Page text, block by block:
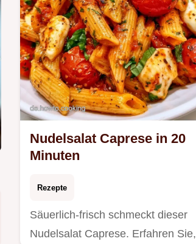
Nudelsalat Caprese in 20
Minuten
Rezepte
Säuerlich-frisch schmeckt dieser
Nudelsalat Caprese. Erfahren Sie,